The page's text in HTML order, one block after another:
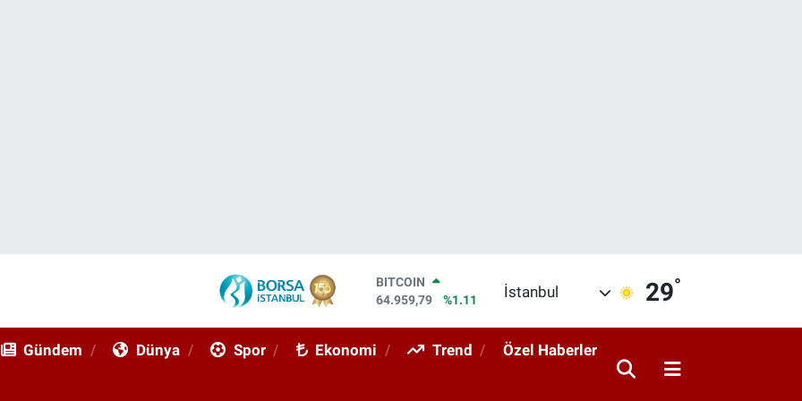
DOLAR
47,7436
%0.18
STERLİN
İstanbul 29°
Gündem Dünya Spor Ekonomi Trend Özel Haberler